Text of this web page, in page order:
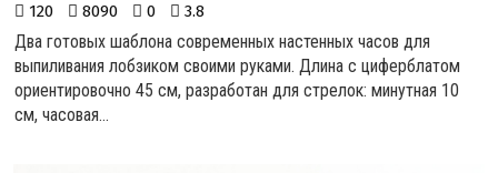
120 8090 0 3.8
Два готовых шаблона современных настенных часов для
выпиливания лобзиком своими руками. Длина с циферблатом
ориентировочно 45 см, разработан для стрелок: минутная 10
см, часовая...